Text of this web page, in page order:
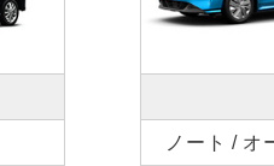
ノート / オ